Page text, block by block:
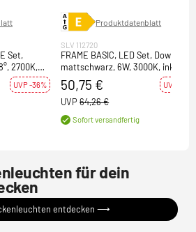
Set,
2700K,
UVP -36%
Produktdatenblatt
SLV 112720
FRAME BASIC, LED Set, Downlight,
mattschwarz, 6W, 3000K, inkl.
Treiber
50,75 € UVP -21%
UVP 64,26 €
Sofort versandfertig
für dein
entdecken ⟶